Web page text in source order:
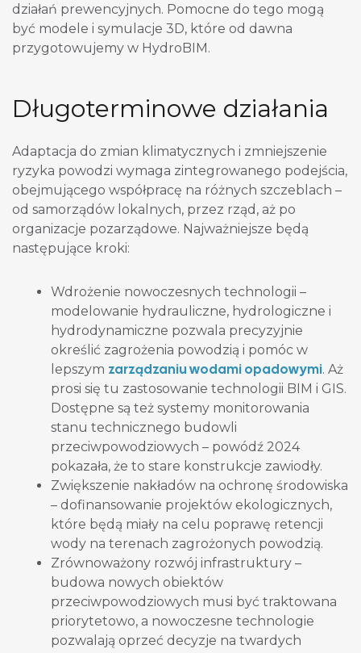
działań prewencyjnych. Pomocne do tego mogą
być modele i symulacje 3D, które od dawna
przygotowujemy w HydroBIM.
Długoterminowe działania
Adaptacja do zmian klimatycznych i zmniejszenie
ryzyka powodzi wymaga zintegrowanego podejścia,
obejmującego współpracę na różnych szczeblach –
od samorządów lokalnych, przez rząd, aż po
organizacje pozarządowe. Najważniejsze będą
następujące kroki:
Wdrożenie nowoczesnych technologii –
modelowanie hydrauliczne, hydrologiczne i
hydrodynamiczne pozwala precyzyjnie
określić zagrożenia powodzią i pomóc w
lepszym zarządzaniu wodami opadowymi. Aż
prosi się tu zastosowanie technologii BIM i GIS.
Dostępne są też systemy monitorowania
stanu technicznego budowli
przeciwpowodziowych – powódź 2024
pokazała, że to stare konstrukcje zawiodły.
Zwiększenie nakładów na ochronę środowiska
– dofinansowanie projektów ekologicznych,
które będą miały na celu poprawę retencji
wody na terenach zagrożonych powodzią.
Zrównoważony rozwój infrastruktury –
budowa nowych obiektów
przeciwpowodziowych musi być traktowana
priorytetowo, a nowoczesne technologie
pozwalają oprzeć decyzje na twardych